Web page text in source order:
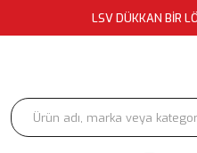
LSV DÜKKAN BİR